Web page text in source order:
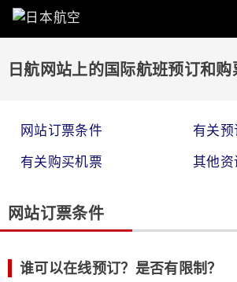
日航网站上的国际航班预订和购
网站订票条件
有关预
有关购买机票
其他
网站订票条件
谁可以在线预订？是否有限制？